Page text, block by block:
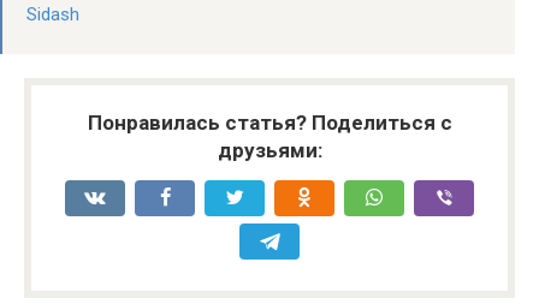
Sidash
Понравилась статья? Поделиться с
друзьями: